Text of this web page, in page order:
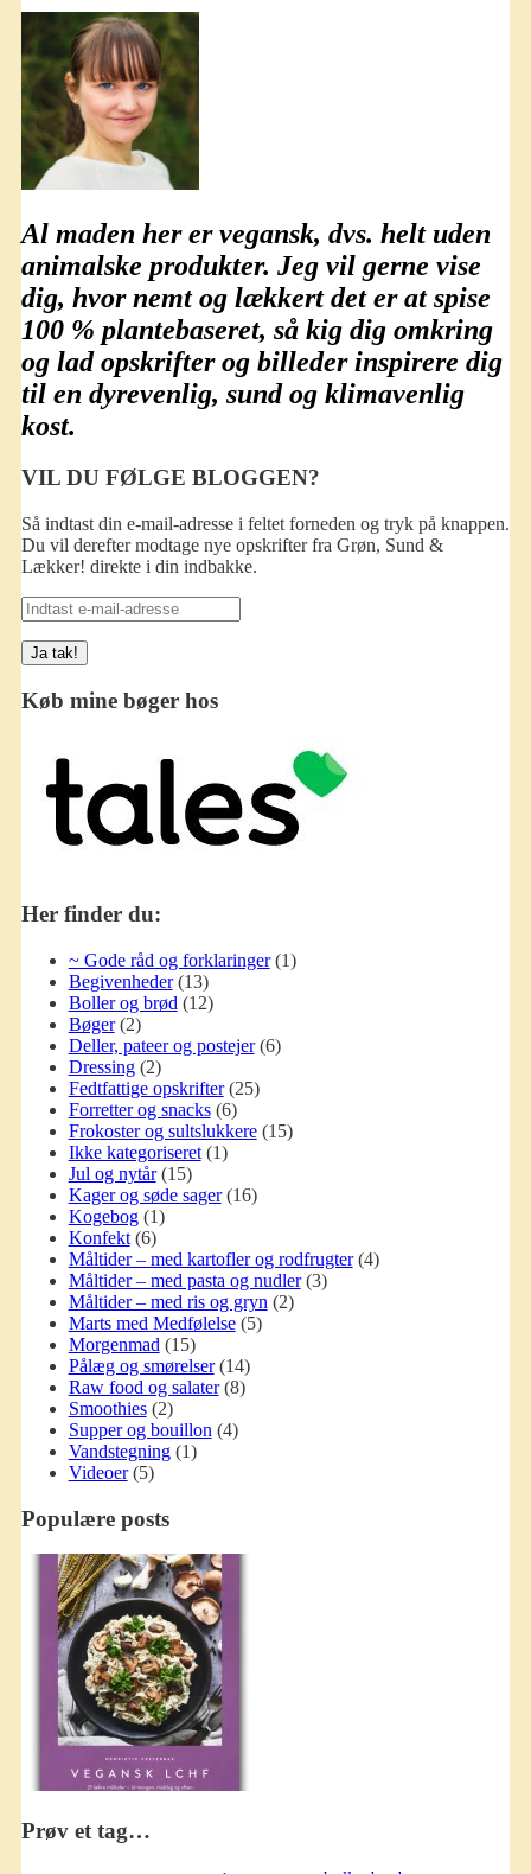
Al maden her ervegansk, dvs. helt uden
animalske produkter. Jeg vil gerne vise
dig, hvor nemt og lækkert det er at spise
100 % plantebaseret, så kig dig omkring
og lad opskrifter og billeder inspirere dig
til en dyrevenlig, sund og klimavenlig
kost.
VIL DU FØLGE BLOGGEN?
Så indtast din e-mail-adresse i feltet forneden og tryk på knappen.
Du vil derefter modtage nye opskrifter fra Grøn, Sund &
Lækker! direkte i din indbakke.
Indtast
e-
mail-
adresse
Køb mine bøger hos
Her finder du:
~ Gode råd og forklaringer(1)
Begivenheder(13)
Boller og brød (12)
Bøger(2)
Deller, pateer og postejer(6)
Dressing(2)
Fedtfattige opskrifter(25)
Forretter og snacks(6)
Frokoster og sultslukkere(15)
Ikke kategoriseret(1)
Jul og nytår(15)
Kager og søde sager(16)
Kogebog(1)
Konfekt(6)
Måltider – med kartofler og rodfrugter(4)
Måltider – med pasta og nudler(3)
Måltider – med ris og gryn (2)
Marts med Medfølelse(5)
Morgenmad (15)
Pålæg og smørelser(14)
Raw food og salater(8)
Smoothies(2)
Supper og bouillon (4)
Vandstegning(1)
Videoer(5)
Populære posts
Prøv et tag…